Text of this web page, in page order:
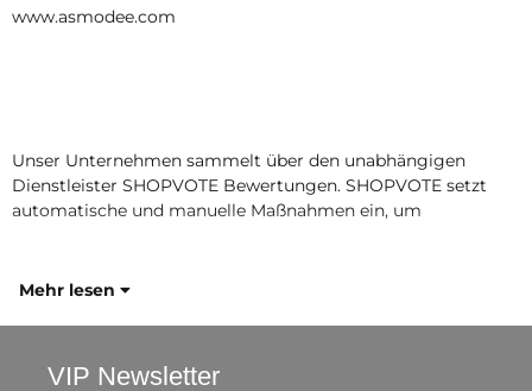
www.asmodee.com
Unser Unternehmen sammelt über den unabhängigen
Dienstleister SHOPVOTE Bewertungen. SHOPVOTE setzt
automatische und manuelle Maßnahmen ein, um
Mehr lesen
VIP Newsletter